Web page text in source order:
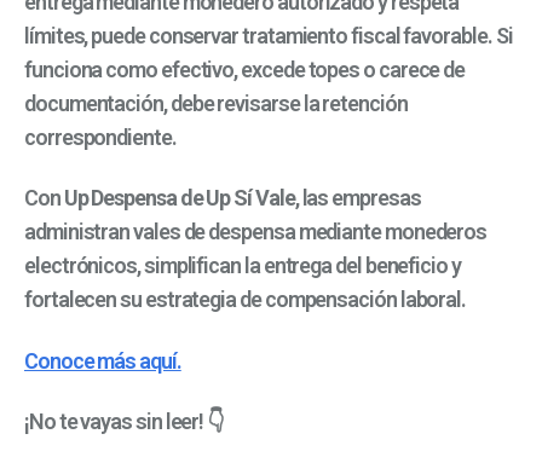
límites, puede conservar tratamiento fiscal favorable. Si
funciona como efectivo, excede topes o carece de
documentación, debe revisarse la retención
correspondiente.
ConUp Despensa de Up Sí Vale, las empresas
administran vales de despensa mediante monederos
electrónicos, simplifican la entrega del beneficio y
fortalecen su estrategia de compensación laboral.
Conoce más aquí.
¡No te vayas sin leer! 👇